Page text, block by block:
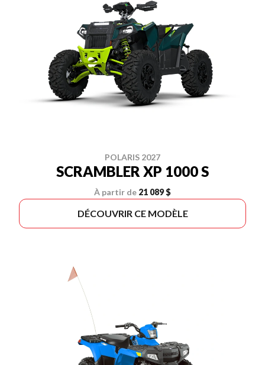
POLARIS 2027
SCRAMBLER XP 1000 S
À partir de 21 089 $
DÉCOUVRIR CE MODÈLE